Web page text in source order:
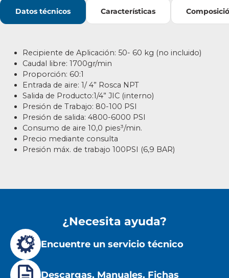
Datos técnicos Características
Recipiente de Aplicación: 50- 60 kg (no incluido)
Caudal libre: 1700gr/min
Proporción: 60:1
Entrada de aire: 1/ 4” Rosca NPT
Salida de Producto:1/4” JIC (interno)
Presión de Trabajo: 80-100 PSI
Presión de salida: 4800-6000 PSI
Consumo de aire 10,0 pies³/min.
Precio mediante consulta
Presión máx. de trabajo 100PSI (6,9 BAR)
¿Necesita ayuda?
Encuentre un servicio técnico
Descargas, Manuales, Fichas